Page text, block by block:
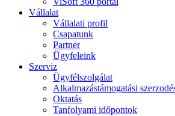
Vállalat
Vállalati profil
Csapatunk
Partner
Ügyfeleink
Szerviz
Ügyfélszolgálat
Alkalmazástámogatási
Oktatás
Tanfolyami időpontok